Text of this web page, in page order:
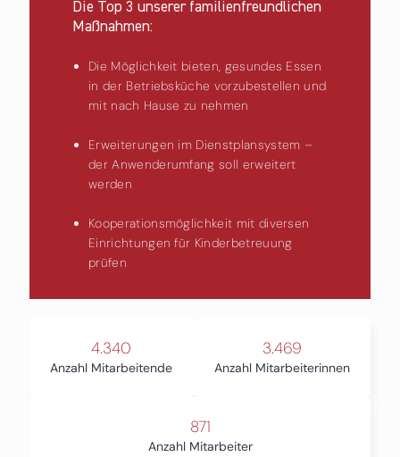
Die Top 3 unserer familienfreundlichen
Maßnahmen:
Die Möglichkeit bieten, gesundes Essen
in der Betriebsküche vorzubestellen und
mit nach Hause zu nehmen
Erweiterungen im Dienstplansystem –
der Anwenderumfang soll erweitert
werden
Kooperationsmöglichkeit mit diversen
Einrichtungen für Kinderbetreuung
prüfen
4.340
Anzahl Mitarbeitende
3.469
Anzahl Mitarbeiterinnen
871
Anzahl Mitarbeiter